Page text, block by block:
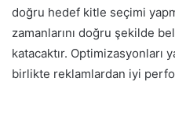
doğru hedef kitle seçimi
zamanlarını doğru şekilde
katacaktır. Optimizasyonları
birlikte reklamlardan iyi